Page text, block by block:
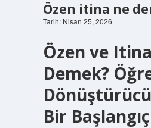
Özen itina ne
Tarih: Nisan 25, 2026
Özen ve
Demek?
Bir Başlangıç